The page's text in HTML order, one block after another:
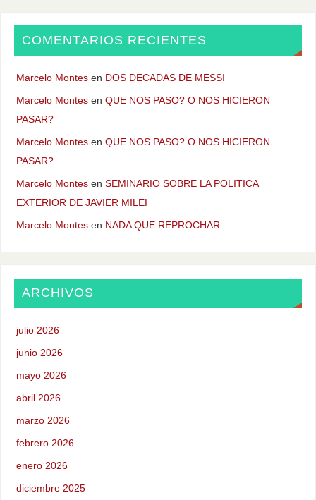
COMENTARIOS RECIENTES
Marcelo Montesen DOS DECADAS DE MESSI
Marcelo Montesen QUE NOS PASO? O NOS HICIERON
PASAR?
Marcelo Montesen QUE NOS PASO? O NOS HICIERON
PASAR?
Marcelo Montesen SEMINARIO SOBRE LA POLITICA
EXTERIOR DE JAVIER MILEI
Marcelo Montesen NADA QUE REPROCHAR
ARCHIVOS
julio 2026
junio 2026
mayo 2026
abril 2026
marzo 2026
febrero 2026
enero 2026
diciembre 2025